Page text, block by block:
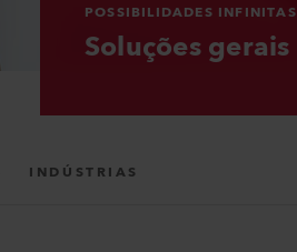
POSSIBILIDADES INFINITAS
Soluções gerais
INDÚSTRIAS